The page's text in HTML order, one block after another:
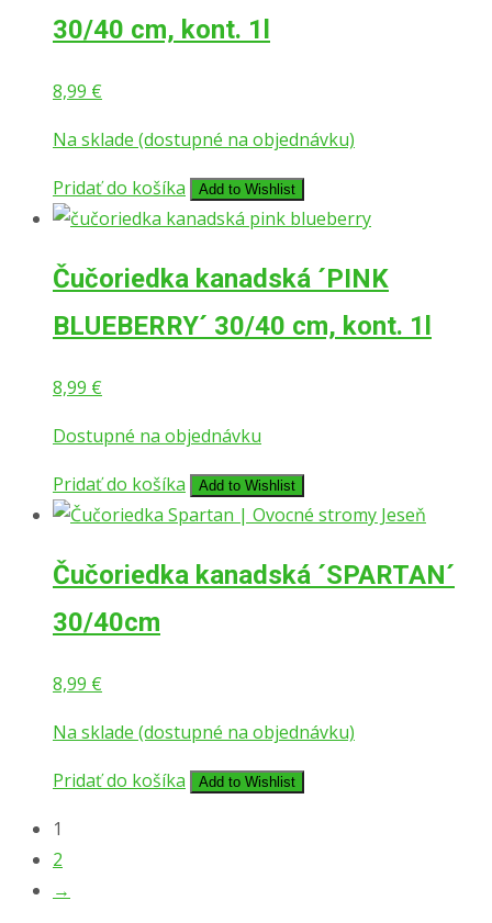
30/40 cm, kont. 1l
8,99 €
Na sklade (dostupné na objednávku)
Pridať do košíka
Add to Wishlist
Čučoriedka kanadská ´PINK
BLUEBERRY´ 30/40 cm, kont. 1l
8,99 €
Dostupné na objednávku
Pridať do košíka
Add to Wishlist
Čučoriedka kanadská ´SPARTAN´
30/40cm
8,99 €
Na sklade (dostupné na objednávku)
Pridať do košíka
Add to Wishlist
1
2
→